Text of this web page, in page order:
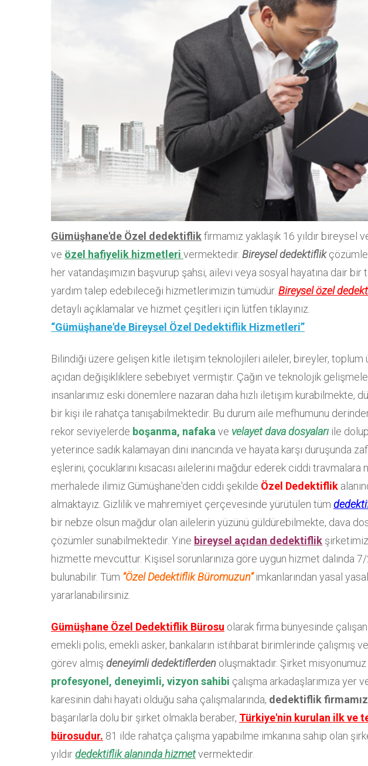
Gümüşhane'de Özel dedektiflikfirmamız yaklaşık 16 yıldır bireysel
ve özel hafiyelik hizmetleri vermektedir. Bireysel dedektiflik
her vatandaşımızın başvurup şahsi, ailevi veya sosyal hayatına dair bir
yardım talep edebileceği hizmetlerimizin tümüdür. Bireysel özel
detaylı açıklamalar ve hizmet çeşitleri için lütfen tıklayınız.
“Gümüşhane'de Bireysel Özel Dedektiflik Hizmetleri”
Bilindiği üzere gelişen kitle iletişim teknolojileri aileler, bireyler,
açıdan değişikliklere sebebiyet vermiştir. Çağın ve teknolojik
insanlarımız eski dönemlere nazaran daha hızlı iletişim kurabilmekte,
bir kişi ile rahatça tanışabilmektedir. Bu durum aile mefhumunu
rekor seviyelerde boşanma, nafakave velayet dava dosyaları ile
yeterince sadık kalamayan dini inancında ve hayata karşı duruşunda
eşlerini, çocuklarını kısacası ailelerini mağdur ederek ciddi travmalara
merhalede ilimiz Gümüşhane'den ciddi şekilde Özel Dedektiflik
almaktayız. Gizlilik ve mahremiyet çerçevesinde yürütülen tüm
bir nebze olsun mağdur olan ailelerin yüzünü güldürebilmekte, dava
çözümler sunabilmektedir. Yine bireysel açıdan dedektiflik
hizmette mevcuttur. Kişisel sorunlarınıza göre uygun hizmet dalında
bulunabilir. Tüm “Özel Dedektiflik Büromuzun”imkanlarından yasal
yararlanabilirsiniz.
Gümüşhane Özel Dedektiflik Bürosu olarak firma bünyesinde
emekli polis, emekli asker, bankaların istihbarat birimlerinde çalışmış
görev almış deneyimli dedektiflerden oluşmaktadır. Şirket
profesyonel, deneyimli, vizyon sahibi çalışma arkadaşlarımıza yer
karesinin dahi hayati olduğu saha çalışmalarında, dedektiflik firmamız
başarılarla dolu bir şirket olmakla beraber, Türkiye'nin kurulan ilk ve
bürosudur. 81 ilde rahatça çalışma yapabilme imkanına sahip olan
yıldırdedektiflik alanında hizmetvermektedir.